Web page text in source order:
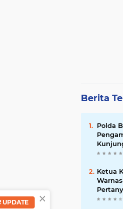
Berita
Polda
Ketua
×
UPDATE